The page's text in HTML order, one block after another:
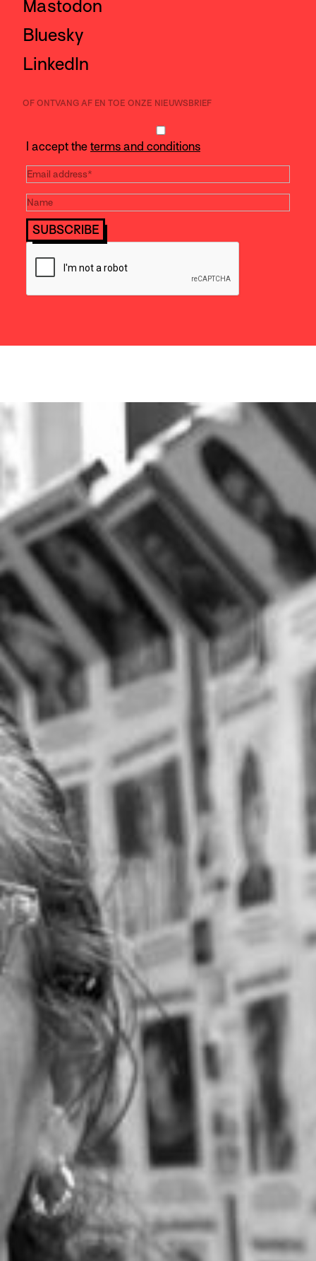
Mastodon
Bluesky
LinkedIn
OF ONTVANG AF EN TOE ONZE NIEUWSBRIEF
I accept the terms and conditions
SUBSCRIBE